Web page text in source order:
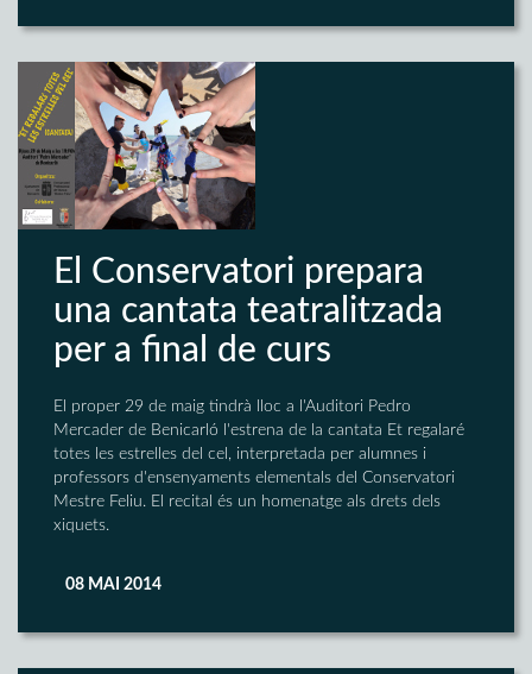
El Conservatori prepara
una cantata teatralitzada
per a final de curs
El proper 29 de maig tindrà lloc a l'Auditori Pedro
Mercader de Benicarló l'estrena de la cantata Et regalaré
totes les estrelles del cel, interpretada per alumnes i
professors d'ensenyaments elementals del Conservatori
Mestre Feliu. El recital és un homenatge als drets dels
xiquets.
08 MAI 2014